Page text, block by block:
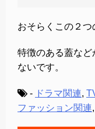
おそらくこの２つ
特徴のある蓋な
ないです。
- ドラマ関連,
ファッション関連,